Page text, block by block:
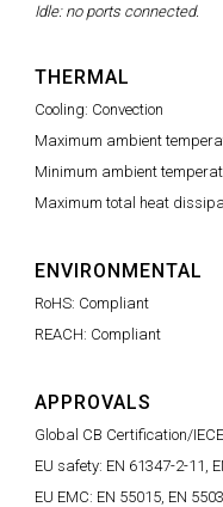
Idle: no ports connected.
THERMAL
Cooling: Convection
Maximum ambient
Minimum ambient
Maximum total heat
ENVIRONMENTAL
RoHS: Compliant
REACH: Compliant
APPROVALS
Global CB Certification/
EU safety: EN 61347-2-11,
EU EMC: EN 55015, EN